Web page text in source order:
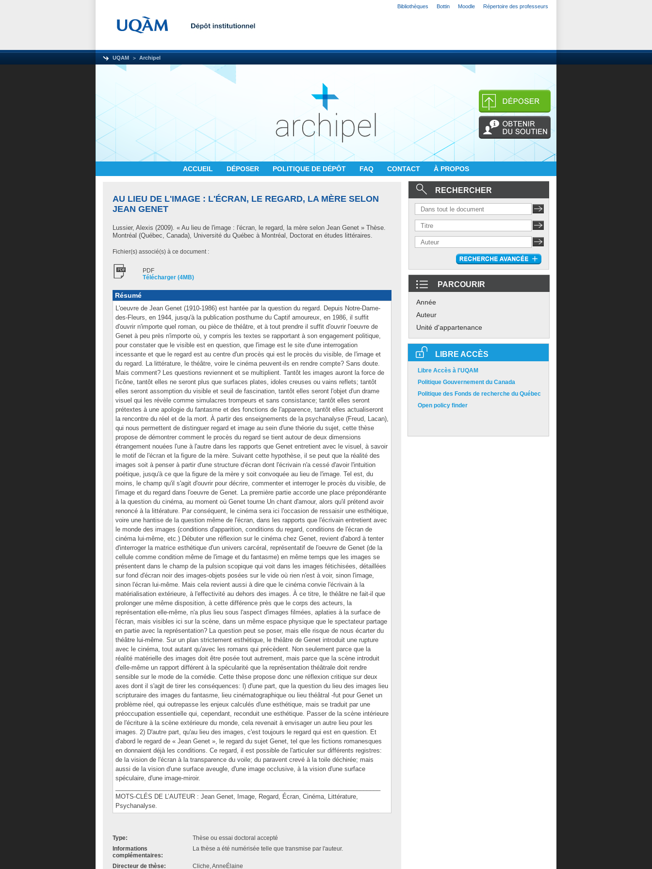
Bibliothèques Bottin Moodle Répertoire des professeurs
UQAM Archipel
ACCUEIL DÉPOSER POLITIQUE DE DÉPÔT FAQ CONTACT À PROPOS
AU LIEU DE L'IMAGE : L'ÉCRAN, LE REGARD, LA MÈRE SELON
JEAN GENET
Lussier, Alexis (2009). « Au lieu de l'image : l'écran, le regard, la mère selon Jean Genet » Thèse.
Montréal (Québec, Canada), Université du Québec à Montréal, Doctorat en études littéraires.
Fichier(s) associé(s) à ce document :
PDF
Télécharger (4MB)
Résumé
L'oeuvre de Jean Genet (1910-1986) est hantée par la question du regard. Depuis Notre-Dame-
des-Fleurs, en 1944, jusqu'à la publication posthume du Captif amoureux, en 1986, il suffit
d'ouvrir n'importe quel roman, ou pièce de théâtre, et à tout prendre il suffit d'ouvrir l'oeuvre de
Genet à peu près n'importe où, y compris les textes se rapportant à son engagement politique,
pour constater que le visible est en question, que l'image est le site d'une interrogation
incessante et que le regard est au centre d'un procès qui est le procès du visible, de l'image et
du regard. La littérature, le théâtre, voire le cinéma peuvent-ils en rendre compte? Sans doute.
Mais comment? Les questions reviennent et se multiplient. Tantôt les images auront la force de
l'icône, tantôt elles ne seront plus que surfaces plates, idoles creuses ou vains reflets; tantôt
elles seront assomption du visible et seuil de fascination, tantôt elles seront l'objet d'un drame
visuel qui les révèle comme simulacres trompeurs et sans consistance; tantôt elles seront
prétextes à une apologie du fantasme et des fonctions de l'apparence, tantôt elles actualiseront
la rencontre du réel et de la mort. À partir des enseignements de la psychanalyse (Freud, Lacan),
qui nous permettent de distinguer regard et image au sein d'une théorie du sujet, cette thèse
propose de démontrer comment le procès du regard se tient autour de deux dimensions
étrangement nouées l'une à l'autre dans les rapports que Genet entretient avec le visuel, à savoir
le motif de l'écran et la figure de la mère. Suivant cette hypothèse, il se peut que la réalité des
images soit à penser à partir d'une structure d'écran dont l'écrivain n'a cessé d'avoir l'intuition
poétique, jusqu'à ce que la figure de la mère y soit convoquée au lieu de l'image. Tel est, du
moins, le champ qu'il s'agit d'ouvrir pour décrire, commenter et interroger le procès du visible, de
l'image et du regard dans l'oeuvre de Genet. La première partie accorde une place prépondérante
à la question du cinéma, au moment où Genet tourne Un chant d'amour, alors qu'il prétend avoir
renoncé à la littérature. Par conséquent, le cinéma sera ici l'occasion de ressaisir une esthétique,
voire une hantise de la question même de l'écran, dans les rapports que l'écrivain entretient avec
le monde des images (conditions d'apparition, conditions du regard, conditions de l'écran de
cinéma lui-même, etc.) Débuter une réflexion sur le cinéma chez Genet, revient d'abord à tenter
d'interroger la matrice esthétique d'un univers carcéral, représentatif de l'oeuvre de Genet (de la
cellule comme condition même de l'image et du fantasme) en même temps que les images se
présentent dans le champ de la pulsion scopique qui voit dans les images fétichisées, détaillées
sur fond d'écran noir des images-objets posées sur le vide où rien n'est à voir, sinon l'image,
sinon l'écran lui-même. Mais cela revient aussi à dire que le cinéma convie l'écrivain à la
matérialisation extérieure, à l'effectivité au dehors des images. À ce titre, le théâtre ne fait-il que
prolonger une même disposition, à cette différence près que le corps des acteurs, la
représentation elle-même, n'a plus lieu sous l'aspect d'images filmées, aplaties à la surface de
l'écran, mais visibles ici sur la scène, dans un même espace physique que le spectateur partage
en partie avec la représentation? La question peut se poser, mais elle risque de nous écarter du
théâtre lui-même. Sur un plan strictement esthétique, le théâtre de Genet introduit une rupture
avec le cinéma, tout autant qu'avec les romans qui précèdent. Non seulement parce que la
réalité matérielle des images doit être posée tout autrement, mais parce que la scène introduit
d'elle-même un rapport différent à la spécularité que la représentation théâtrale doit rendre
sensible sur le mode de la comédie. Cette thèse propose donc une réflexion critique sur deux
axes dont il s'agit de tirer les conséquences: l) d'une part, que la question du lieu des images lieu
scripturaire des images du fantasme, lieu cinématographique ou lieu théâtral -fut pour Genet un
problème réel, qui outrepasse les enjeux calculés d'une esthétique, mais se traduit par une
préoccupation essentielle qui, cependant, reconduit une esthétique. Passer de la scène intérieure
de l'écriture à la scène extérieure du monde, cela revenait à envisager un autre lieu pour les
images. 2) D'autre part, qu'au lieu des images, c'est toujours le regard qui est en question. Et
d'abord le regard de « Jean Genet », le regard du sujet Genet, tel que les fictions romanesques
en donnaient déjà les conditions. Ce regard, il est possible de l'articuler sur différents registres:
de la vision de l'écran à la transparence du voile; du paravent crevé à la toile déchirée; mais
aussi de la vision d'une surface aveugle, d'une image occlusive, à la vision d'une surface
spéculaire, d'une image-miroir.
MOTS-CLÉS DE L’AUTEUR : Jean Genet, Image, Regard, Écran, Cinéma, Littérature,
Psychanalyse.
Type:
Thèse ou essai doctoral accepté
Informations
complémentaires:
La thèse a été numérisée telle que transmise par l'auteur.
Directeur de thèse: Cliche, AnneÉlaine
RECHERCHER
PARCOURIR
Année
Auteur
Unité d'appartenance
LIBRE ACCÈS
Libre Accès à l'UQAM
Politique Gouvernement du Canada
Politique des Fonds de recherche du Québec
Open policy finder